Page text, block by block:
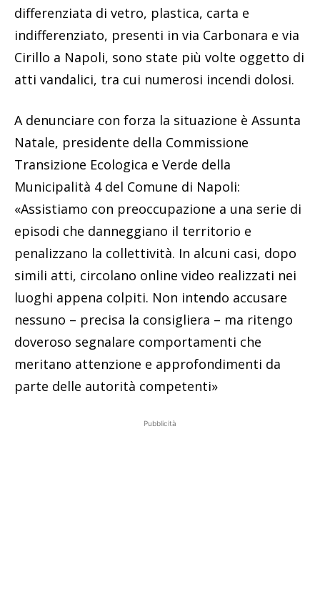
differenziata di vetro, plastica, carta e
indifferenziato, presenti in via Carbonara e via
Cirillo a Napoli, sono state più volte oggetto di
atti vandalici, tra cui numerosi incendi dolosi.
A denunciare con forza la situazione è Assunta
Natale, presidente della Commissione
Transizione Ecologica e Verde della
Municipalità 4 del Comune di Napoli:
«Assistiamo con preoccupazione a una serie di
episodi che danneggiano il territorio e
penalizzano la collettività. In alcuni casi, dopo
simili atti, circolano online video realizzati nei
luoghi appena colpiti. Non intendo accusare
nessuno – precisa la consigliera – ma ritengo
doveroso segnalare comportamenti che
meritano attenzione e approfondimenti da
parte delle autorità competenti»
Pubblicità